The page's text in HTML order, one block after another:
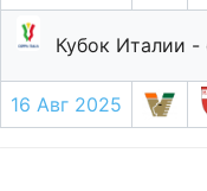
Кубок Италии -
16 Авг 2025